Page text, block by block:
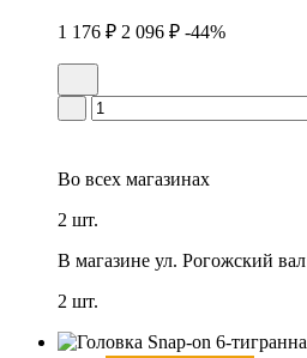
1 176 ₽ 2 096 ₽ -44%
Во всех магазинах
2 шт.
В магазине ул. Рогожский вал
2 шт.